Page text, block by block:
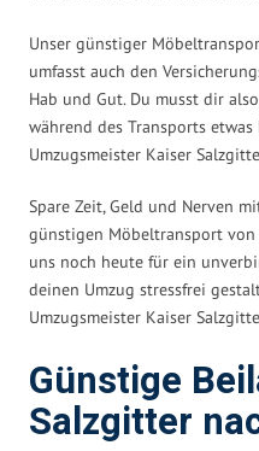
Unser günstiger
umfasst auch den
Hab und Gut. Du musst dir
während des Transports
Umzugsmeister Kaiser
Spare Zeit, Geld und Nerven
günstigen Möbeltransport von
uns noch heute für ein
deinen Umzug stressfrei
Umzugsmeister Kaiser
Günstige
Salzgitter